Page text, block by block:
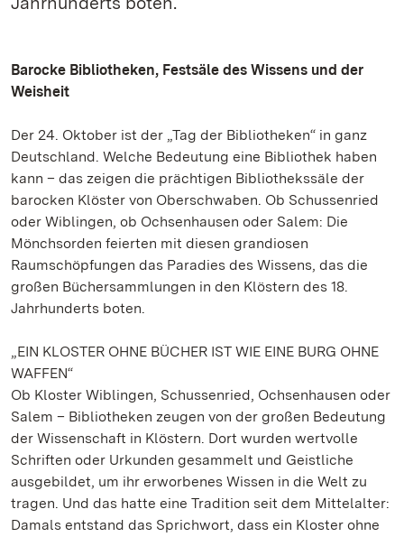
Barocke Bibliotheken, Festsäle des Wissens und der
Weisheit
Der 24. Oktober ist der „Tag der Bibliotheken“ in ganz
Deutschland. Welche Bedeutung eine Bibliothek haben
kann – das zeigen die prächtigen Bibliothekssäle der
barocken Klöster von Oberschwaben. Ob Schussenried
oder Wiblingen, ob Ochsenhausen oder Salem: Die
Mönchsorden feierten mit diesen grandiosen
Raumschöpfungen das Paradies des Wissens, das die
großen Büchersammlungen in den Klöstern des 18.
Jahrhunderts boten.
„EIN KLOSTER OHNE BÜCHER IST WIE EINE BURG OHNE
WAFFEN“
Ob Kloster Wiblingen, Schussenried, Ochsenhausen oder
Salem – Bibliotheken zeugen von der großen Bedeutung
der Wissenschaft in Klöstern. Dort wurden wertvolle
Schriften oder Urkunden gesammelt und Geistliche
ausgebildet, um ihr erworbenes Wissen in die Welt zu
tragen. Und das hatte eine Tradition seit dem Mittelalter:
Damals entstand das Sprichwort, dass ein Kloster ohne